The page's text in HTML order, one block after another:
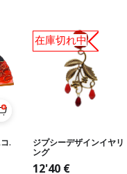
.
ジプシーデザインイヤリ
ング
12'40 €
在庫切れ中